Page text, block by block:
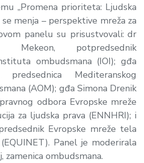
„Promena prioriteta: Ljudska
menja – perspektive mreža za
panelu su prisustvovali: dr
Mekeon, potpredsednik
ombudsmana (IOI); gđa
predsednica Mediteranskog
(AOM); gđa Simona Drenik
odbora Evropske mreže
za ljudska prava (ENNHRI); i
Evropske mreže tela
Panel je moderirala
zamenica ombudsmana.